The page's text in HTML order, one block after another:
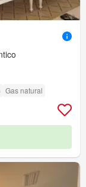
Gas natural